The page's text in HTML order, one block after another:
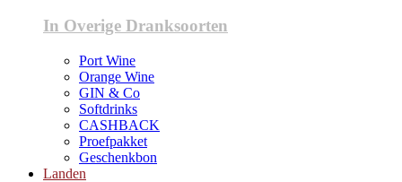
In Overige Dranksoorten
Port Wine
Orange Wine
GIN & Co
Softdrinks
CASHBACK
Proefpakket
Geschenkbon
Landen